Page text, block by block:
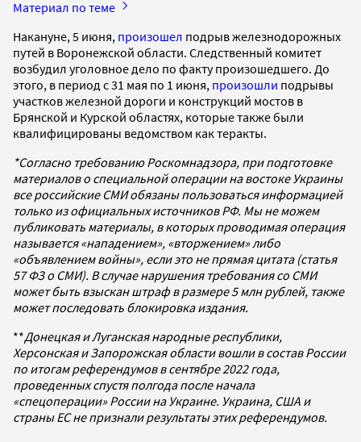
Материал по теме
Накануне, 5 июня, произошел подрыв железнодорожных
путей в Воронежской области. Следственный комитет
возбудил уголовное дело по факту произошедшего. До
этого, в период с 31 мая по 1 июня, произошли подрывы
участков железной дороги и конструкций мостов в
Брянской и Курской областях, которые также были
квалифицированы ведомством как теракты.
*Согласно требованию Роскомнадзора, при подготовке
материалов о специальной операции на востоке Украины
все российские СМИ обязаны пользоваться информацией
только из официальных источников РФ. Мы не можем
публиковать материалы, в которых проводимая операция
называется «нападением», «вторжением» либо
«объявлением войны», если это не прямая цитата (статья
57 ФЗ о СМИ). В случае нарушения требования со СМИ
может быть взыскан штраф в размере 5 млн рублей, также
может последовать блокировка издания.
**Донецкая и Луганская народные республики,
Херсонская и Запорожская области вошли в состав России
по итогам референдумов в сентябре 2022 года,
проведенных спустя полгода после начала
«спецоперации» России на Украине. Украина, США и
страны ЕС не признали результаты этих референдумов.